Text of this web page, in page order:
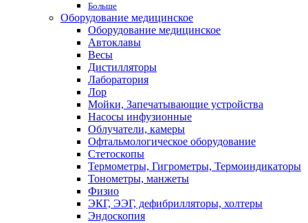
Больше
Оборудование медицинское
Оборудование медицинское
Автоклавы
Весы
Дистилляторы
Лаборатория
Лор
Мойки, Запечатывающие устройства
Насосы инфузионные
Облучатели, камеры
Офтальмологическое оборудование
Стетоскопы
Термометры, Гигрометры, Термоиндикаторы
Тонометры, манжеты
Физио
ЭКГ, ЭЭГ, дефибрилляторы, холтеры
Эндоскопия